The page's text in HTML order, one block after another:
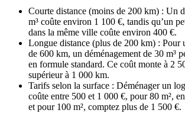
Courte distance (moins de 200 km) : Un
m³ coûte environ 1 100 €, tandis qu’un
dans la même ville coûte environ 400 €.
Longue distance (plus de 200 km) : Pour
de 600 km, un déménagement de 30 m³
en formule standard. Ce coût monte à 2
supérieur à 1 000 km.
Tarifs selon la surface : Déménager un
coûte entre 500 et 1 000 €, pour 80 m²,
et pour 100 m², comptez plus de 1 500 €.